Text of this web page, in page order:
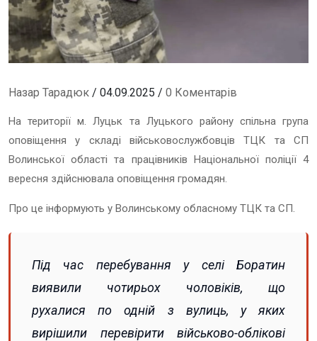
Назар Тарадюк / 04.09.2025 / 0 Коментарів
На території м. Луцьк та Луцького району спільна група
оповіщення у складі військовослужбовців ТЦК та СП
Волинської області та працівників Національної поліції 4
вересня здійснювала оповіщення громадян.
Про це інформують у Волинському обласному ТЦК та СП.
Під час перебування у селі Боратин
виявили чотирьох чоловіків, що
рухалися по одній з вулиць, у яких
вирішили перевірити військово-облікові